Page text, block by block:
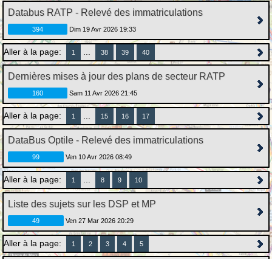
Databus RATP - Relevé des immatriculations
394 Dim 19 Avr 2026 19:33
Aller à la page: 1 38 39 40
Dernières mises à jour des plans de secteur RATP
160 Sam 11 Avr 2026 21:45
Aller à la page: 1 15 16 17
DataBus Optile - Relevé des immatriculations
99 Ven 10 Avr 2026 08:49
Aller à la page: 1 8 9 10
Liste des sujets sur les DSP et MP
49 Ven 27 Mar 2026 20:29
Aller à la page: 1 2 3 4 5